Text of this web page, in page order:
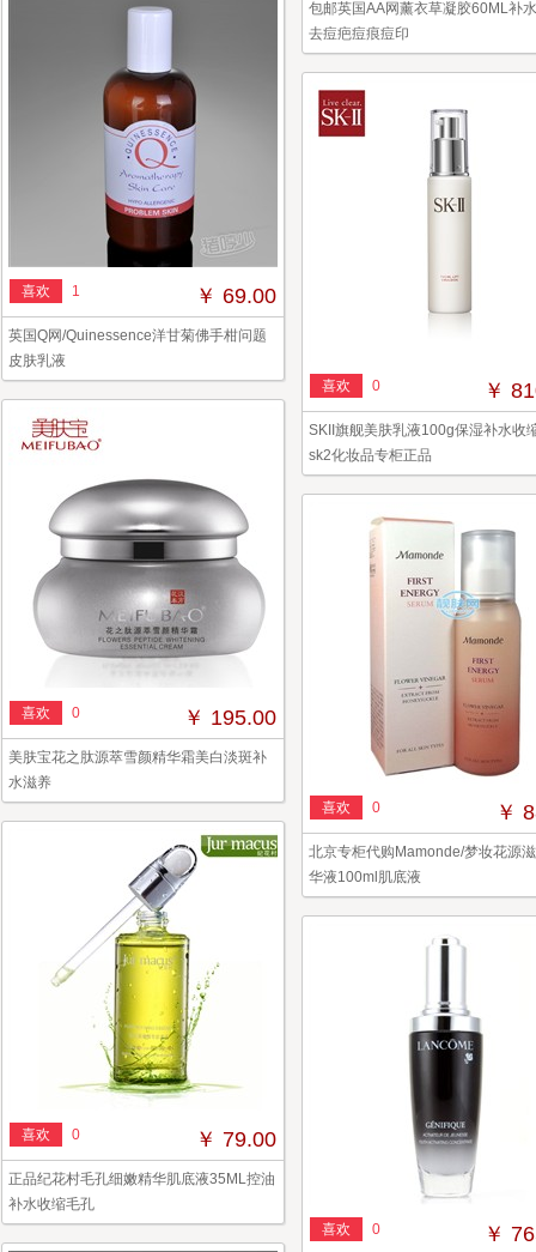
包邮英国AA网薰衣草凝胶60ML补
去痘疤痘痕痘印
喜欢 1 ￥ 69.00
英国Q网/Quinessence洋甘菊佛手柑问题
皮肤乳液
喜欢
0 ￥
SKII旗舰美肤乳液100g保湿补水收
sk2化妆品专柜正品
喜欢 0 ￥ 195.00
美肤宝花之肽源萃雪颜精华霜美白淡斑补
水滋养
喜欢
0 ￥
北京专柜代购Mamonde/梦妆花源
华液100ml肌底液
喜欢 0 ￥ 79.00
正品纪花村毛孔细嫩精华肌底液35ML控油
补水收缩毛孔
喜欢
0 ￥